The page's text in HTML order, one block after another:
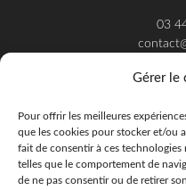
Gérer le
Pour offrir les meilleures
que les cookies pour stocker et/ou
fait de consentir à ces
telles que le comportement de
de ne pas consentir ou de retirer
03